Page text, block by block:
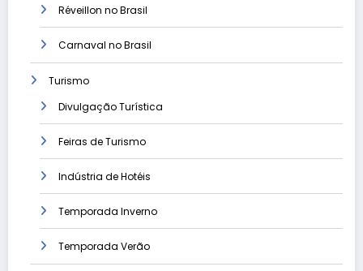
Réveillon no Brasil
Carnaval no Brasil
Turismo
Divulgação Turística
Feiras de Turismo
Indústria de Hotéis
Temporada Inverno
Temporada Verão